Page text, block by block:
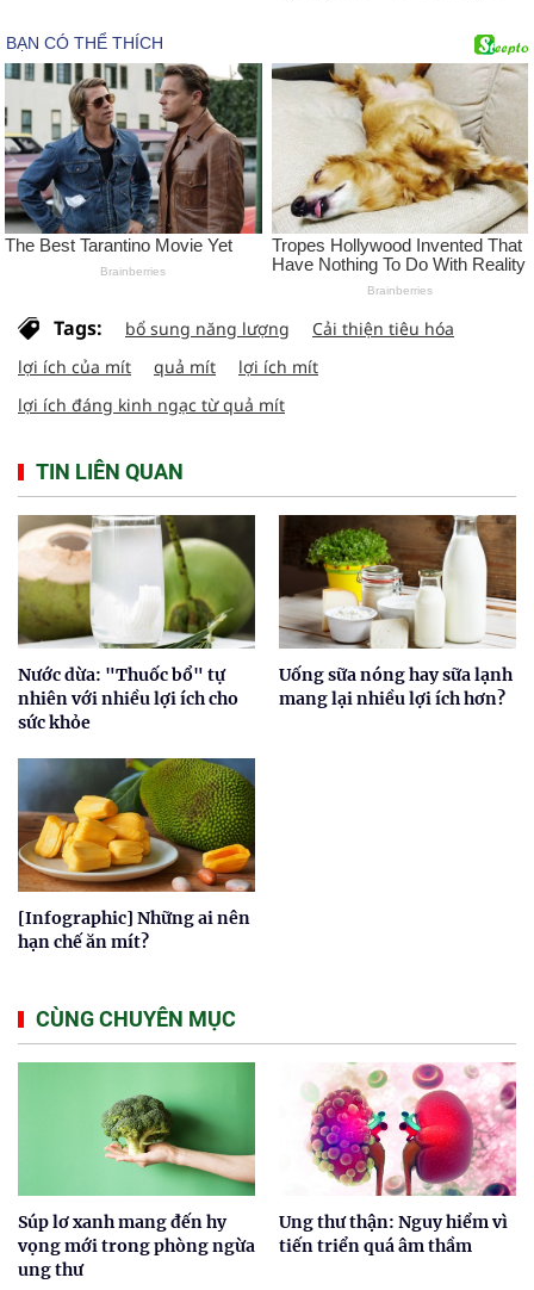
Tags: bổ sung năng lượng
Cải thiện tiêu hóa
lợi ích của mít
quả mít
lợi ích mít
lợi ích đáng kinh ngạc từ quả mít
TIN LIÊN QUAN
Nước dừa: "Thuốc bổ" tự
nhiên với nhiều lợi ích cho
sức khỏe
Uống sữa nóng hay sữa lạnh
mang lại nhiều lợi ích hơn?
[Infographic] Những ai nên
hạn chế ăn mít?
CÙNG CHUYÊN MỤC
Súp lơ xanh mang đến hy
vọng mới trong phòng ngừa
ung thư
Ung thư thận: Nguy hiểm vì
tiến triển quá âm thầm